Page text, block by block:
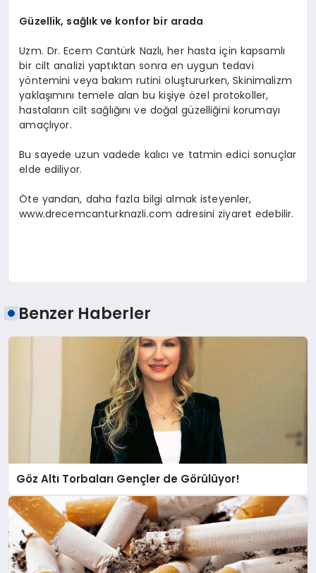
Güzellik, sağlık ve konfor bir arada
Uzm. Dr. Ecem Cantürk Nazlı, her hasta için kapsamlı
bir cilt analizi yaptıktan sonra en uygun tedavi
yöntemini veya bakım rutini oluştururken, Skinimalizm
yaklaşımını temele alan bu kişiye özel protokoller,
hastaların cilt sağlığını ve doğal güzelliğini korumayı
amaçlıyor.
Bu sayede uzun vadede kalıcı ve tatmin edici sonuçlar
elde ediliyor.
Öte yandan, daha fazla bilgi almak isteyenler,
www.drecemcanturknazli.com adresini ziyaret edebilir.
Benzer Haberler
Göz Altı Torbaları Gençler de Görülüyor!